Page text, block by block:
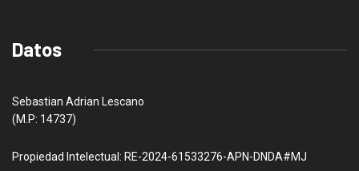
Datos
Sebastian Adrian Lescano
(M.P: 14737)
Propiedad Intelectual: RE-2024-61533276-APN-DNDA#MJ